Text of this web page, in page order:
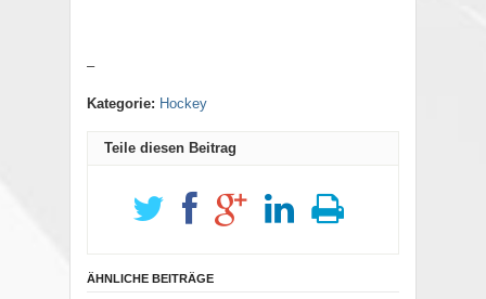
–
Kategorie: Hockey
Teile diesen Beitrag
ÄHNLICHE BEITRÄGE